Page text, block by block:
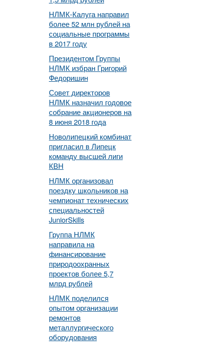
НЛМК-Калуга направил
более 52 млн рублей на
социальные программы
в 2017 году
Президентом Группы
НЛМК избран Григорий
Федоришин
Совет директоров
НЛМК назначил годовое
собрание акционеров на
8 июня 2018 года
Новолипецкий комбинат
пригласил в Липецк
команду высшей лиги
КВН
НЛМК организовал
поездку школьников на
чемпионат технических
специальностей
JuniorSkills
Группа НЛМК
направила на
финансирование
природоохранных
проектов более 5,7
млрд рублей
НЛМК поделился
опытом организации
ремонтов
металлургического
оборудования